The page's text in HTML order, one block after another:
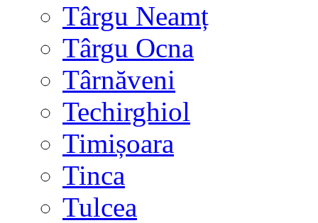
Târgu Neamț
Târgu Ocna
Târnăveni
Techirghiol
Timișoara
Tinca
Tulcea